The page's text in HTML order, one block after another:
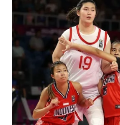
WN
CIREBON
INDRAMAYU
WN
KUNINGAN